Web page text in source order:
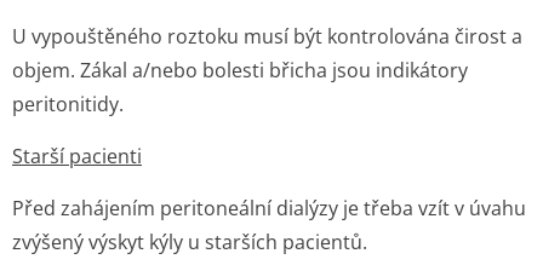
U vypouštěného roztoku musí být kontrolována čirost a
objem. Zákal a/nebo bolesti břicha jsou indikátory
peritonitidy.
Starší pacienti
Před zahájením peritoneální dialýzy je třeba vzít v úvahu
zvýšený výskyt kýly u starších pacientů.